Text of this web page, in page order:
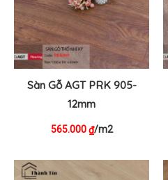
Sàn Gỗ AGT PRK 905-
12mm
565.000₫/m2